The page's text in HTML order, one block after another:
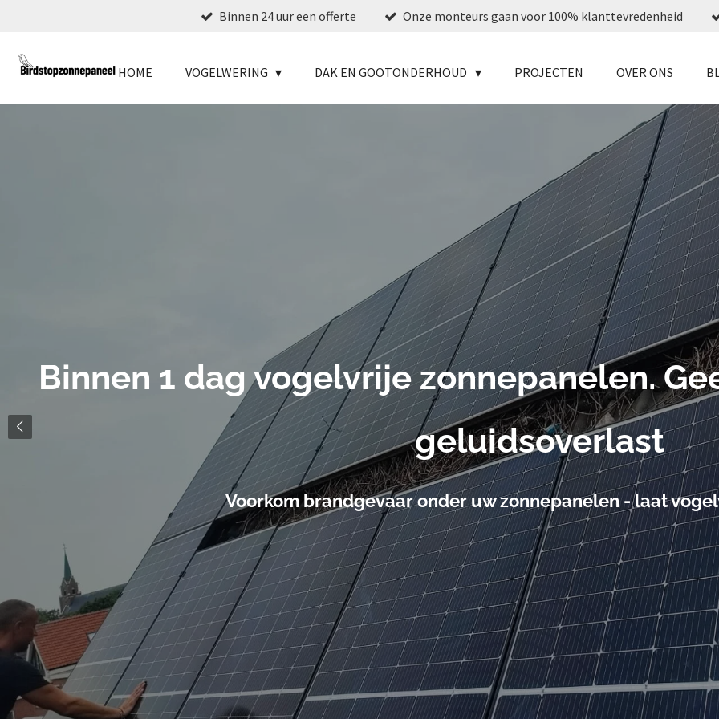
naar
de
Binnen 24 uur een offerte Onze monteurs gaan voor 100% klanttevredenheid
HOME VOGELWERING DAK EN GOOTONDERHOUD PROJECTEN OVER ONS
zonnepanelen. Geen nesten, schade of
geluidsoverlast
onder uw zonnepanelen - laat vogelwering plaatsen